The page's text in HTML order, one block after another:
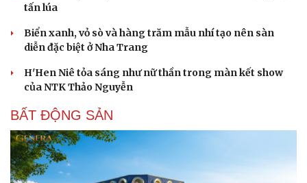
tấn lúa
Biển xanh, vỏ sò và hàng trăm mẫu nhí tạo nên sàn
diễn đặc biệt ở Nha Trang
H'Hen Niê tỏa sáng như nữ thần trong màn kết show
của NTK Thảo Nguyễn
BẤT ĐỘNG SẢN